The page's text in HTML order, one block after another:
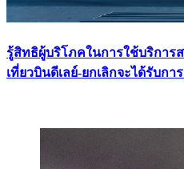
รู้สิทธิผู้บริโภคในการใช้บริการ
เที่ยวบินดีเลย์-ยกเลิกจะได้รับกา